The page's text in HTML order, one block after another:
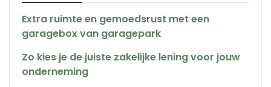
Extra ruimte en gemoedsrust met een
garagebox van garagepark
Zo kies je de juiste zakelijke lening voor jouw
onderneming